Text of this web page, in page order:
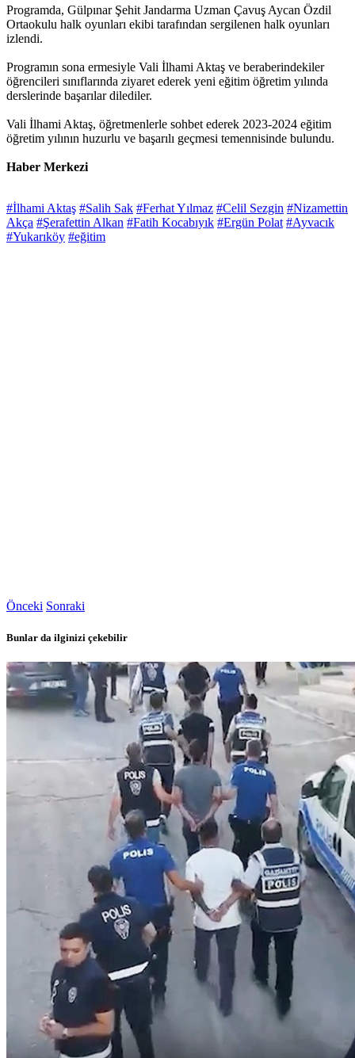
Programda, Gülpınar Şehit Jandarma Uzman Çavuş Aycan Özdil
Ortaokulu halk oyunları ekibi tarafından sergilenen halk oyunları
izlendi.
Programın sona ermesiyle Vali İlhami Aktaş ve beraberindekiler
öğrencileri sınıflarında ziyaret ederek yeni eğitim öğretim yılında
derslerinde başarılar dilediler.
Vali İlhami Aktaş, öğretmenlerle sohbet ederek 2023-2024 eğitim
öğretim yılının huzurlu ve başarılı geçmesi temennisinde bulundu.
Haber Merkezi
#İlhami Aktaş #Salih Sak #Ferhat Yılmaz #Celil Sezgin #Nizamettin
Akça #Şerafettin Alkan #Fatih Kocabıyık #Ergün Polat #Ayvacık
#Yukarıköy #eğitim
Önceki Sonraki
Bunlar da ilginizi çekebilir